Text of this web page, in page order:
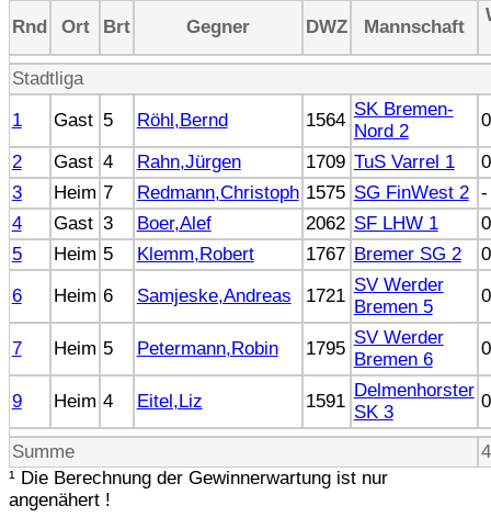
Rnd
Ort Brt Gegner DWZ Mannschaft
Stadtliga
1
Gast 5 Röhl,Bernd 1564
SK Bremen-
Nord 2
2
Gast 4 Rahn,Jürgen 1709 TuS Varrel 1
3
Heim 7 Redmann,Christoph 1575 SG FinWest 2 -
4
Gast 3 Boer,Alef 2062 SF LHW 1
5
Heim 5 Klemm,Robert 1767 Bremer SG 2
6
Heim 6 Samjeske,Andreas 1721
SV Werder
Bremen 5
7 Heim 5 Petermann,Robin 1795
SV Werder
Bremen 6
9 Heim 4 Eitel,Liz 1591
Delmenhorster
SK 3
Summe
¹ Die Berechnung der Gewinnerwartung ist nur
angenähert !